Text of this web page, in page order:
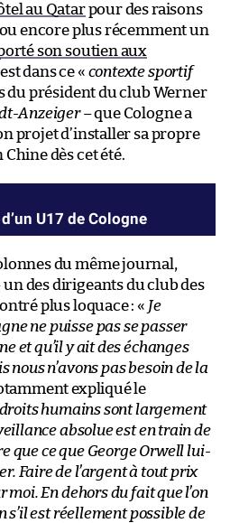
au Qatarpour des raisons
encore plus récemment un
son soutien aux
dans ce « contexte sportif
du président du club Werner
Anzeiger– que Cologne a
projet d’installer sa propre
dès cet été.
U17 de Cologne
du même journal,
des dirigeants du club des
plus loquace : « Je
ne puisse pas se passer
et qu’il y ait des échanges
nous n’avons pas besoin de la
expliqué le
droits humains sont largement
absolue est en train de
que ce que George Orwell lui-
Faire de l’argent à tout prix
moi. En dehors du fait que l’on
s’il est réellement possible de